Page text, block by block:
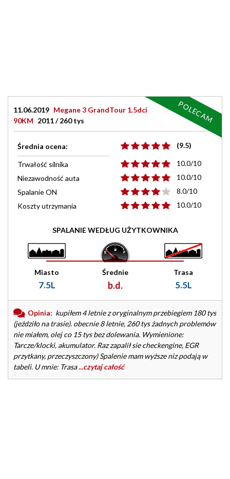
11.06.2019 Megane 3 GrandTour 1.5dci
90KM 2011 / 260 tys
Średnia ocena: (9.5)
Trwałość silnika
10.0/10
Niezawodność auta
10.0/10
Spalanie ON
8.0/10
Koszty utrzymania
10.0/10
SPALANIE WEDŁUG UŻYTKOWNIKA
Miasto
7.5L
Średnie
b.d.
Trasa
5.5L
Opinia: kupiłem 4 letnie z oryginalnym przebiegiem 180 tys
(jeździło na trasie). obecnie 8 letnie, 260 tys żadnych problemów
nie miałem, olej co 15 tys bez dolewania. Wymienione:
Tarcze/klocki, akumulator. Raz zapalił sie checkengine, EGR
przytkany, przeczyszczony) Spalenie mam wyższe niz podają w
tabeli. U mnie: Trasa...czytaj całość
POLECAM